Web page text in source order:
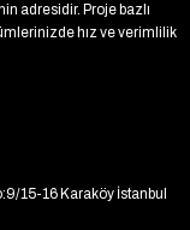
adresidir. Proje bazlı
hız ve verimlilik
15-16 Karaköy İstanbul